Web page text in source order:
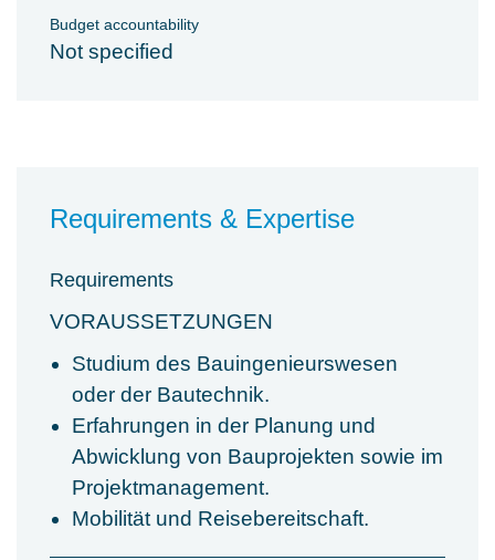
Budget accountability
Not specified
Requirements & Expertise
Requirements
VORAUSSETZUNGEN
Studium des Bauingenieurswesen
oder der Bautechnik.
Erfahrungen in der Planung und
Abwicklung von Bauprojekten sowie im
Projektmanagement.
Mobilität und Reisebereitschaft.